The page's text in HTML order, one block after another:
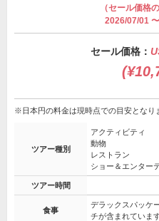
（セール価格
2026/07/01
セール価格：
※日本円の料金は現時点での目安となり
ツアー種別
アクティビティ
動物
レストラン
ショー＆エンター
ツアー時間
食事
デラックスパッケ
チが含まれています